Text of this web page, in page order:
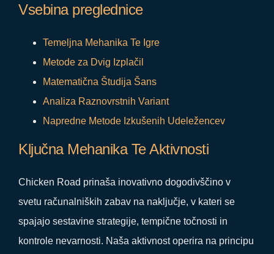
Vsebina preglednice
Temeljna Mehanika Te Igre
Metode za Dvig Izplačil
Matematična Študija Šans
Analiza Raznovrstnih Variant
Napredne Metode Izkušenih Udeležencev
Ključna Mehanika Te Aktivnosti
Chicken Road prinaša inovativno dogodivščino v
svetu računalniških zabav na naključje, v kateri se
spajajo sestavine strategije, tempične točnosti in
kontrole nevarnosti. Naša aktivnost operira na principu